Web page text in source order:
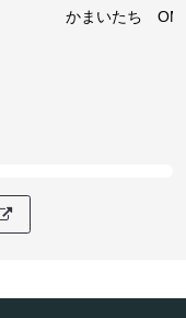
かまいたち